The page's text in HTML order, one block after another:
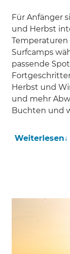
Für Anfänger
und Herbst
Temperaturen
Surfcamps
passende
Herbst und
und mehr
Buchten und
Weiterlesen↓